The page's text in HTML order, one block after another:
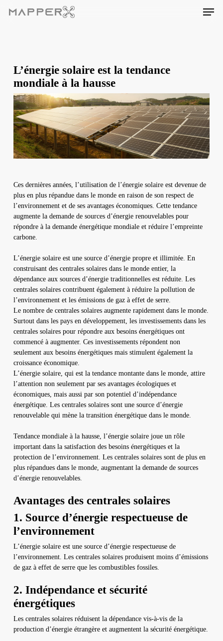
Menu
L’énergie solaire est la tendance
mondiale à la hausse
Ces dernières années, l’utilisation de l’énergie solaire est devenue de
plus en plus répandue dans le monde en raison de son respect de
l’environnement et de ses avantages économiques. Cette tendance
augmente la demande de sources d’énergie renouvelables pour
répondre à la demande énergétique mondiale et réduire l’empreinte
carbone.
L’énergie solaire est une source d’énergie propre et illimitée. En
construisant des centrales solaires dans le monde entier, la
dépendance aux sources d’énergie traditionnelles est réduite. Les
centrales solaires contribuent également à réduire la pollution de
l’environnement et les émissions de gaz à effet de serre.
Le nombre de centrales solaires augmente rapidement dans le monde.
Surtout dans les pays en développement, les investissements dans les
centrales solaires pour répondre aux besoins énergétiques ont
commencé à augmenter. Ces investissements répondent non
seulement aux besoins énergétiques mais stimulent également la
croissance économique.
L’énergie solaire, qui est la tendance montante dans le monde, attire
l’attention non seulement par ses avantages écologiques et
économiques, mais aussi par son potentiel d’indépendance
énergétique. Les centrales solaires sont une source d’énergie
renouvelable qui mène la transition énergétique dans le monde.
Tendance mondiale à la hausse, l’énergie solaire joue un rôle
important dans la satisfaction des besoins énergétiques et la
protection de l’environnement. Les centrales solaires sont de plus en
plus répandues dans le monde, augmentant la demande de sources
d’énergie renouvelables.
Avantages des centrales solaires
1. Source d’énergie respectueuse de
l’environnement
L’énergie solaire est une source d’énergie respectueuse de
l’environnement. Les centrales solaires produisent moins d’émissions
de gaz à effet de serre que les combustibles fossiles.
2. Indépendance et sécurité
énergétiques
Les centrales solaires réduisent la dépendance vis-à-vis de la
production d’énergie étrangère et augmentent la sécurité énergétique.